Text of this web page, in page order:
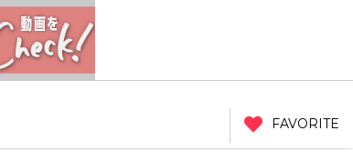
FAVORITE